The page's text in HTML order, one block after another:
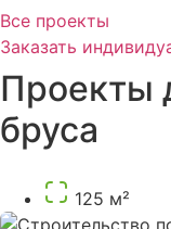
Все проекты
Заказать
Проекты
бруса
125 м²